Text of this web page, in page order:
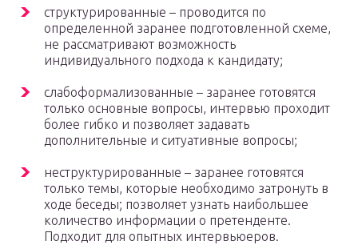
структурированные – проводится по
определенной заранее подготовленной схеме,
не рассматривают возможность
индивидуального подхода к кандидату;
слабоформализованные – заранее готовятся
только основные вопросы, интервью проходит
более гибко и позволяет задавать
дополнительные и ситуативные вопросы;
неструктурированные – заранее готовятся
только темы, которые необходимо затронуть в
ходе беседы; позволяет узнать наибольшее
количество информации о претенденте.
Подходит для опытных интервьюеров.